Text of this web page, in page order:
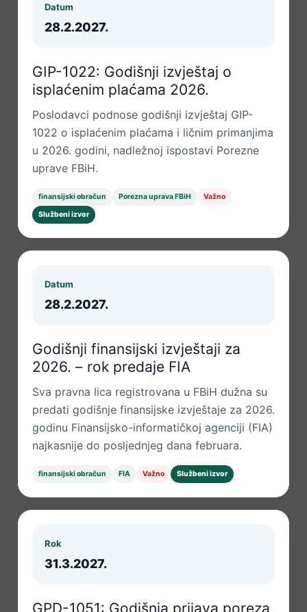
Datum
28.2.2027.
GIP-1022: Godišnji izvještaj o
isplaćenim plaćama 2026.
Poslodavci podnose godišnji izvještaj GIP-
1022 o isplaćenim plaćama i ličnim primanjima
u 2026. godini, nadležnoj ispostavi Porezne
uprave FBiH.
finansijski obračun Porezna uprava FBiH
Važno
Službeni izvor
Datum
28.2.2027.
Godišnji finansijski izvještaji za
2026. – rok predaje FIA
Sva pravna lica registrovana u FBiH dužna su
predati godišnje finansijske izvještaje za 2026.
godinu Finansijsko-informatičkoj agenciji (FIA)
najkasnije do posljednjeg dana februara.
finansijski obračun FIA Važno Službeni izvor
Rok
31.3.2027.
GPD-1051: Godišnja prijava poreza